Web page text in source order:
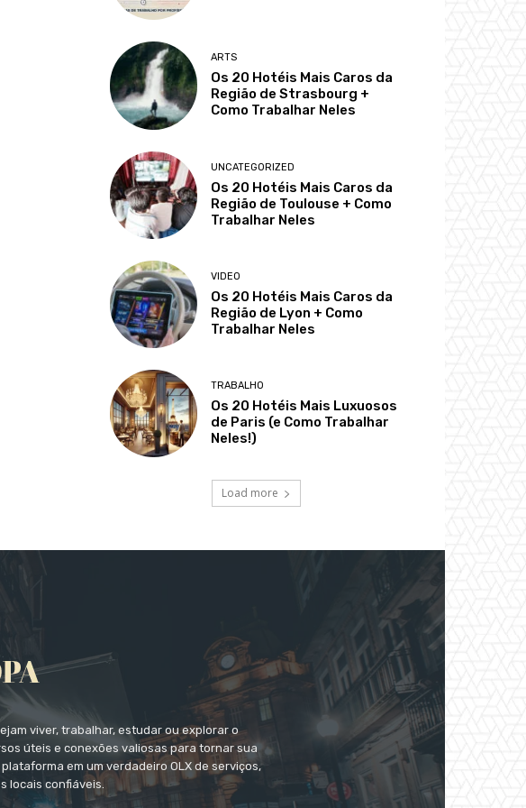
ARTS
Os 20 Hotéis Mais Caros da
Região de Strasbourg +
Como Trabalhar Neles
UNCATEGORIZED
Os 20 Hotéis Mais Caros da
Região de Toulouse + Como
Trabalhar Neles
VIDEO
Os 20 Hotéis Mais Caros da
Região de Lyon + Como
Trabalhar Neles
TRABALHO
Os 20 Hotéis Mais Luxuosos
de Paris (e Como Trabalhar
Neles!)
Load more
viver, trabalhar, estudar ou explorar o
úteis e conexões valiosas para tornar sua
em um verdadeiro OLX de serviços,
locais confiáveis.